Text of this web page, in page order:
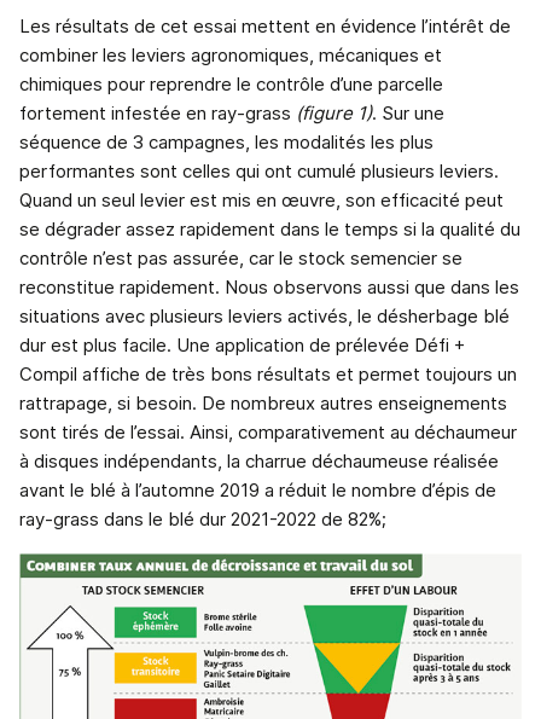
Les résultats de cet essai mettent en évidence l’intérêt de
combiner les leviers agronomiques, mécaniques et
chimiques pour reprendre le contrôle d’une parcelle
fortement infestée en ray-grass (figure 1). Sur une
séquence de 3 campagnes, les modalités les plus
performantes sont celles qui ont cumulé plusieurs leviers.
Quand un seul levier est mis en œuvre, son efficacité peut
se dégrader assez rapidement dans le temps si la qualité du
contrôle n’est pas assurée, car le stock semencier se
reconstitue rapidement. Nous observons aussi que dans les
situations avec plusieurs leviers activés, le désherbage blé
dur est plus facile. Une application de prélevée Défi +
Compil affiche de très bons résultats et permet toujours un
rattrapage, si besoin. De nombreux autres enseignements
sont tirés de l’essai. Ainsi, comparativement au déchaumeur
à disques indépendants, la charrue déchaumeuse réalisée
avant le blé à l’automne 2019 a réduit le nombre d’épis de
ray-grass dans le blé dur 2021-2022 de 82%;